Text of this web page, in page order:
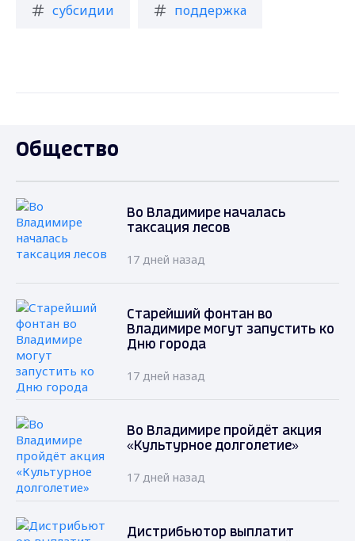
субсидии поддержка
Общество
Во Владимире началась
таксация лесов
17 дней назад
Старейший фонтан во
Владимире могут запустить ко
Дню города
17 дней назад
Во Владимире пройдёт акция
«Культурное долголетие»
17 дней назад
Дистрибьютор выплатит